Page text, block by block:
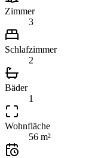
Zimmer
3
Schlafzimmer
2
Bäder
1
Wohnfläche
56 m²